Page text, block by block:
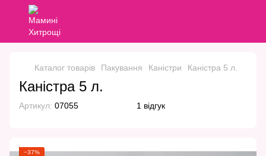
Каталог товарів Пакування Каністри Каністра 5 л.
Каністра 5 л.
Артикул: 07055 1 відгук
−37%